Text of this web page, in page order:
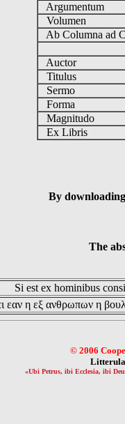
Argumentum
Volumen
Ab Columna ad
Auctor
Titulus
Sermo
Forma
Magnitudo
Ex Libris
By
The
Si est ex hominibus
εαν η εξ ανθρωπων η
© 2006
«Ubi Petrus, ibi Ecclesia, ibi